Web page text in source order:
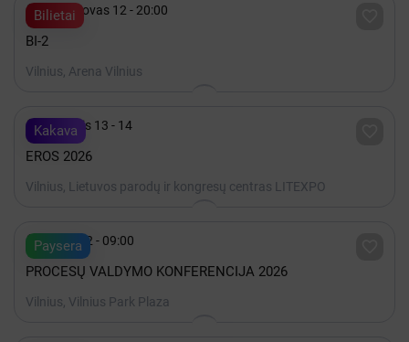
Bilietai
 2027 Kovas 12 - 20:00
BI-2
Vilnius, Arena Vilnius
Kakava
 Lapkritis 13 - 14
EROS 2026
Vilnius, Lietuvos parodų ir kongresų centras LITEXPO
Paysera
 Spalis 22 - 09:00
PROCESŲ VALDYMO KONFERENCIJA 2026
Vilnius, Vilnius Park Plaza